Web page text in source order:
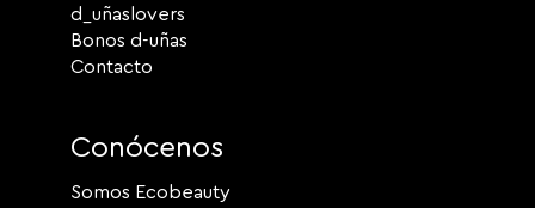
d_uñaslovers
Bonos d-uñas
Contacto
Conócenos
Somos Ecobeauty